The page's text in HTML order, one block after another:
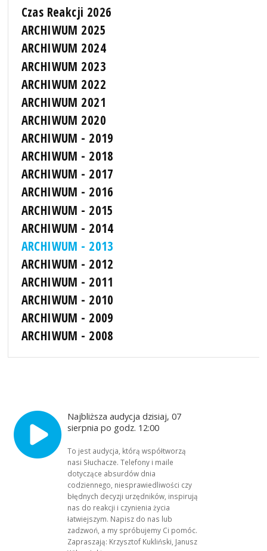
Czas Reakcji 2026
ARCHIWUM 2025
ARCHIWUM 2024
ARCHIWUM 2023
ARCHIWUM 2022
ARCHIWUM 2021
ARCHIWUM 2020
ARCHIWUM - 2019
ARCHIWUM - 2018
ARCHIWUM - 2017
ARCHIWUM - 2016
ARCHIWUM - 2015
ARCHIWUM - 2014
ARCHIWUM - 2013
ARCHIWUM - 2012
ARCHIWUM - 2011
ARCHIWUM - 2010
ARCHIWUM - 2009
ARCHIWUM - 2008
Najbliższa audycja dzisiaj, 07
sierpnia po godz. 12:00
To jest audycja, którą współtworzą
nasi Słuchacze. Telefony i maile
dotyczące absurdów dnia
codziennego, niesprawiedliwości czy
błędnych decyzji urzędników, inspirują
nas do reakcji i czynienia życia
łatwiejszym. Napisz do nas lub
zadzwoń, a my spróbujemy Ci pomóc.
Zapraszają: Krzysztof Kukliński, Janusz